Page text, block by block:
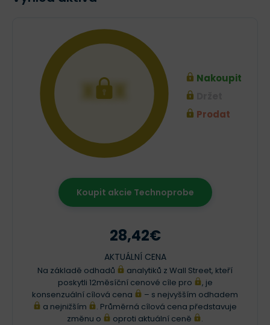
XXX
Nakoupit
Prodat
Koupit akcie Technoprobe
28,42€
AKTUÁLNÍ CENA
Na základě odhadů
analytiků z Wall Street, kteří
poskytli 12měsíční cenové cíle pro
, je
konsenzuální cílová cena
– s nejvyšším odhadem
a nejnižším
. Průměrná cílová cena představuje
změnu o
oproti aktuální ceně .